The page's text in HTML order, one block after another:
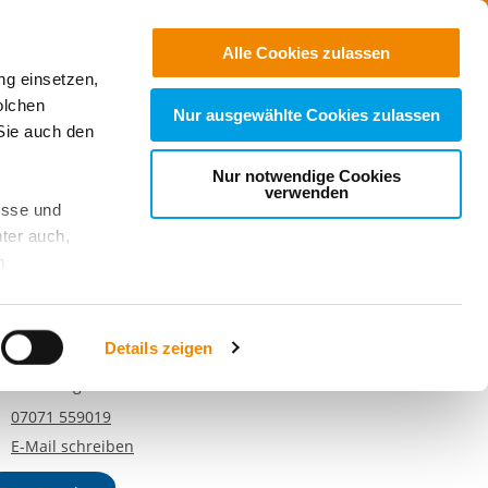
einsetzen,
auch den
und
auch,
. Wenn
Cookie-
Sie:
Details zeigen
Alle Cookies zulassen
Nur ausgewählte Cookies zulassen
Nur notwendige Cookies
verwenden
Suchen
Nähe
Freie
Tübingen
55
Telefonnummer
07071 559019
E-Mail an Freiwilligendienste Tübingen
E-Mail schreiben